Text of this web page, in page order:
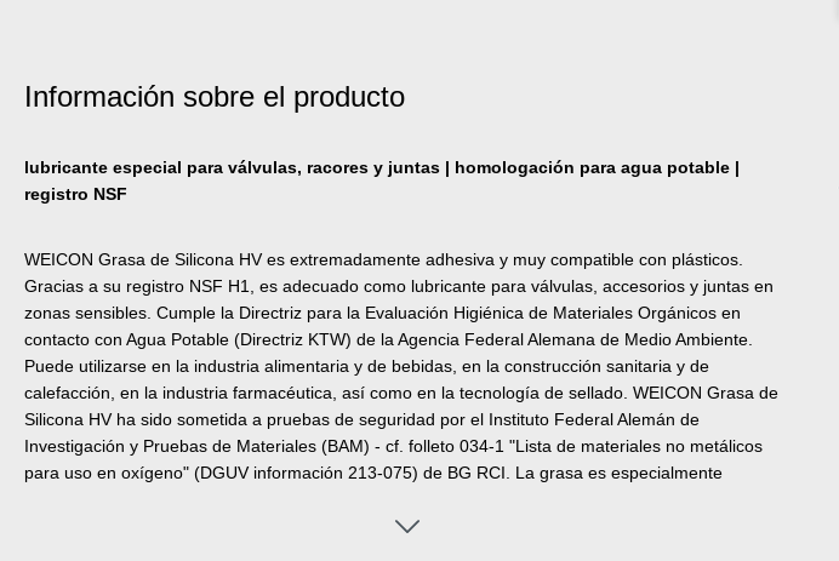
Información sobre el producto
lubricante especial para válvulas, racores y juntas | homologación para agua potable |
registro NSF
WEICON Grasa de Silicona HV es extremadamente adhesiva y muy compatible con plásticos.
Gracias a su registro NSF H1, es adecuado como lubricante para válvulas, accesorios y juntas en
zonas sensibles. Cumple la Directriz para la Evaluación Higiénica de Materiales Orgánicos en
contacto con Agua Potable (Directriz KTW) de la Agencia Federal Alemana de Medio Ambiente.
Puede utilizarse en la industria alimentaria y de bebidas, en la construcción sanitaria y de
calefacción, en la industria farmacéutica, así como en la tecnología de sellado. WEICON Grasa de
Silicona HV ha sido sometida a pruebas de seguridad por el Instituto Federal Alemán de
Investigación y Pruebas de Materiales (BAM) - cf. folleto 034-1 "Lista de materiales no metálicos
para uso en oxígeno" (DGUV información 213-075) de BG RCI. La grasa es especialmente
a +200 °C. WEICON Grasa de Silicona HV es adecuada para la lubricación de piezas de plástico,